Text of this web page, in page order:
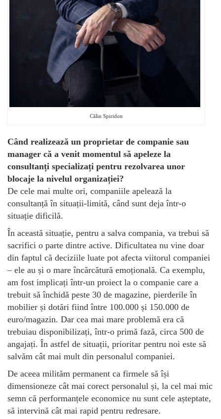
Călin Spiridon
Când realizează un proprietar de companie sau
manager că a venit momentul să apeleze la
consultanți specializați pentru rezolvarea unor
blocaje la nivelul organizației?
De cele mai multe ori, companiile apelează la
consultanță în situații-limită, când sunt deja într-o
situație dificilă.
În această situație, pentru a salva compania, va trebui să
sacrifici o parte dintre active. Dificultatea nu vine doar
din faptul că deciziile luate pot afecta viitorul companiei
– ele au și o mare încărcătură emoțională. Ca exemplu,
am fost implicați într-un proiect la o companie care a
trebuit să închidă peste 30 de magazine, pierderile în
mobilier și dotări fiind între 100.000 și 150.000 de
euro/magazin. Dar cea mai mare problemă era că
trebuiau disponibilizați, într-o primă fază, circa 500 de
angajați. În astfel de situații, prioritar pentru noi este să
salvăm cât mai mult din personalul companiei.
De aceea milităm permanent ca firmele să își
dimensioneze cât mai corect personalul și, la cel mai mic
semn că performanțele economice nu sunt cele așteptate,
să intervină cât mai rapid pentru redresare.